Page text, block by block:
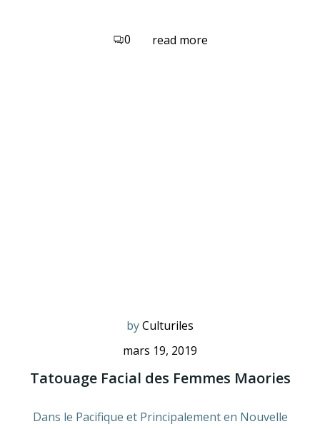
0 read more
byCulturiles
mars 19, 2019
Tatouage Facial des Femmes Maories
Dans le Pacifique et Principalement en Nouvelle